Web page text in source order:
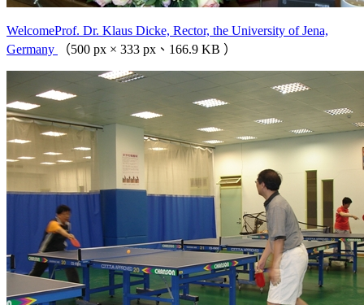
WelcomeProf. Dr. Klaus Dicke, Rector, the University of Jena,
Germany
（500 px × 333 px、166.9 KB ）